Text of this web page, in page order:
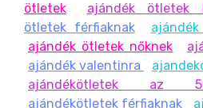
ötletek
ajándék ötletek
ötletek férfiaknak
ajándék ötletek nőknek
ajándék valentinra
ajándékötletek az
ajándékötletek férfiaknak